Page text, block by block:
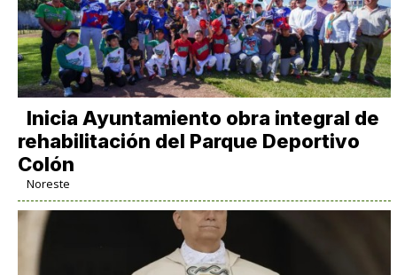
Inicia Ayuntamiento obra integral de
rehabilitación del Parque Deportivo
Colón
Noreste